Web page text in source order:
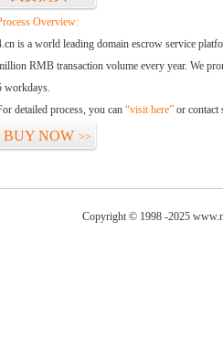
Overview:
is a world leading domain escrow service
RMB transaction volume every year. We
workdays.
detailed process, you can “visit here” or contact
BUY NOW >>
Copyright © 1998 -2025